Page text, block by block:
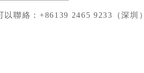
聯絡：+86139 2465 9233（深圳）